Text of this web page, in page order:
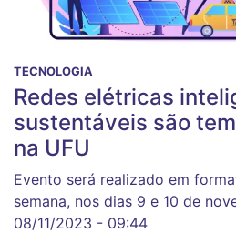
TECNOLOGIA
Redes elétricas
sustentáveis são
na UFU
Evento será realizado em
semana, nos dias 9 e 10 de
08/11/2023 - 09:44